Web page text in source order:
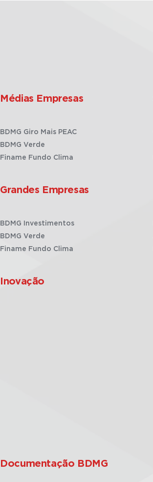
Médias Empresas
BDMG Giro Mais PEAC
BDMG Verde
Finame Fundo Clima
Grandes Empresas
BDMG Investimentos
BDMG Verde
Finame Fundo Clima
Inovação
Documentação BDMG